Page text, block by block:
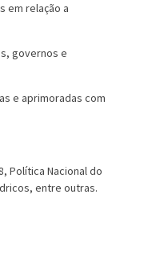
em relação a
governos e
e aprimoradas com
Política Nacional do
entre outras.